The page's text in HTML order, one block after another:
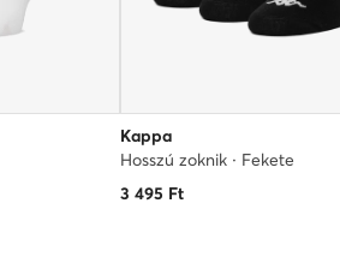
Kappa
Hosszú zoknik · Fekete
3 495 Ft